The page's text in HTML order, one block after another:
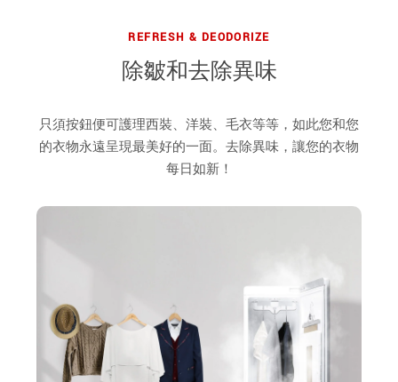
REFRESH & DEODORIZE
除皺和去除異味
只須按鈕便可護理西裝、洋裝、毛衣等等，如此您和您
的衣物永遠呈現最美好的一面。去除異味，讓您的衣物
每日如新！